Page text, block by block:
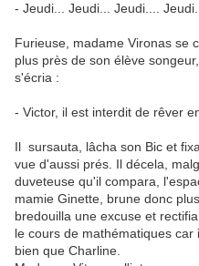
- Jeudi... Jeudi... Jeudi....
Furieuse, madame Vironas se
plus près de son élève
s'écria :
- Victor, il est interdit de rêver
Il sursauta, lâcha son Bic et
vue d'aussi prés. Il décela,
duveteuse qu'il compara,
mamie Ginette, brune donc
bredouilla une excuse et
le cours de mathématiques
bien que Charline.